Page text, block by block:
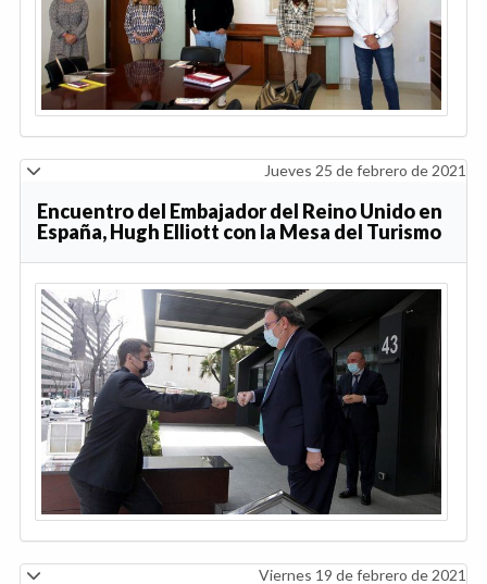
Jueves 25 de febrero de 2021
Encuentro del Embajador del Reino Unido en
España, Hugh Elliott con la Mesa del Turismo
Viernes 19 de febrero de 2021